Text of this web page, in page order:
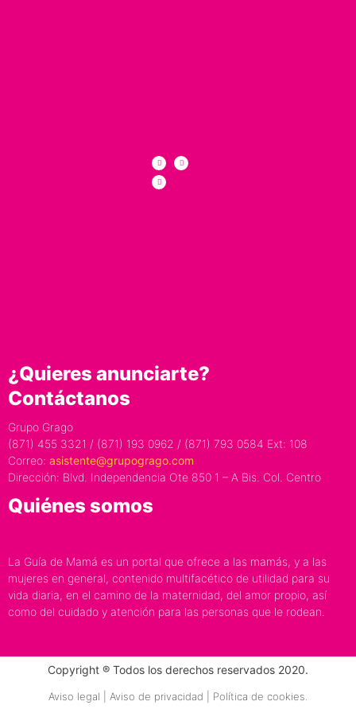
¿Quieres anunciarte?
Contáctanos
Grupo Grago
(871) 455 3321 / (871) 193 0962 / (871) 793 0584 Ext: 108
Correo: asistente@grupogrago.com
Dirección: Blvd. Independencia Ote 850 1 – A Bis. Col. Centro
Quiénes somos
La Guía de Mamá es un portal que ofrece a las mamás, y a las
mujeres en general, contenido multifacético de utilidad para su
vida diaria, en el camino de la maternidad, del amor propio, así
como del cuidado y atención para las personas que le rodean.
Copyright ® Todos los derechos reservados 2020.
Aviso legal | Aviso de privacidad | Política de cookies.